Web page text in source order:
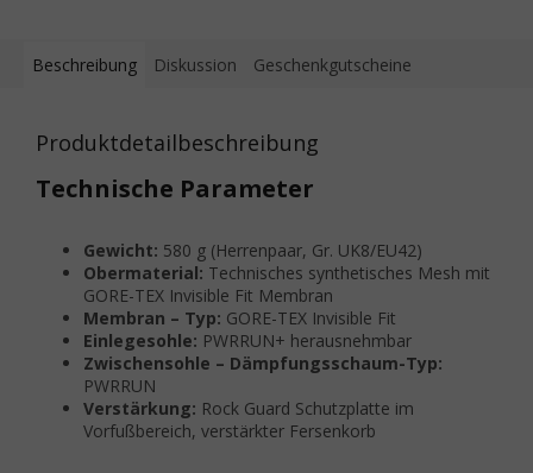
Beschreibung Diskussion Geschenkgutscheine
Produktdetailbeschreibung
Technische Parameter
Gewicht: 580 g (Herrenpaar, Gr. UK8/EU42)
Obermaterial: Technisches synthetisches Mesh mit
GORE-TEX Invisible Fit Membran
Membran – Typ: GORE-TEX Invisible Fit
Einlegesohle: PWRRUN+ herausnehmbar
Zwischensohle – Dämpfungsschaum-Typ:
PWRRUN
Verstärkung: Rock Guard Schutzplatte im
Vorfußbereich, verstärkter Fersenkorb